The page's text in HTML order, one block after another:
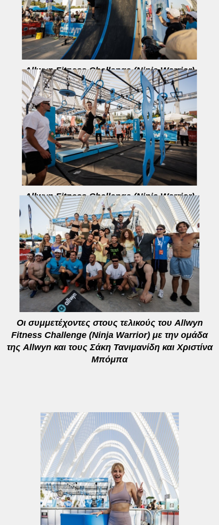
Allwyn Fitness Challenge (Ninja Warrior)
Allwyn Fitness Challenge (Ninja Warrior)
Οι συμμετέχοντες στους τελικούς του Allwyn
Fitness Challenge (Ninja Warrior) με την ομάδα
της Allwyn και τους Σάκη Τανιμανίδη και Χριστίνα
Μπόμπα